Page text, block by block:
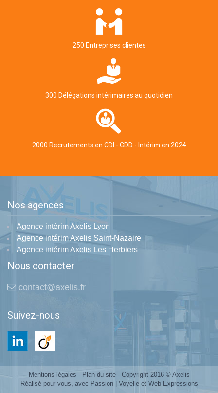
250 Entreprises clientes
300 Délégations intérimaires au quotidien
2000 Recrutements en CDI - CDD - Intérim en 2024
Nos agences
Agence intérim Axelis Lyon
Agence intérim Axelis Saint-Nazaire
Agence intérim Axelis Les Herbiers
Nous contacter
contact@axelis.fr
Suivez-nous
Mentions légales - Plan du site- Copyright 2016 © Axelis
Réalisé pour vous, avec Passion | Voyelleet Web Expressions